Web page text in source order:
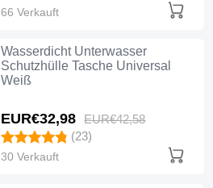
66 Verkauft
Wasserdicht Unterwasser
Schutzhülle Tasche Universal
Weiß
EUR€32,98 EUR€42,58
(23)
30 Verkauft